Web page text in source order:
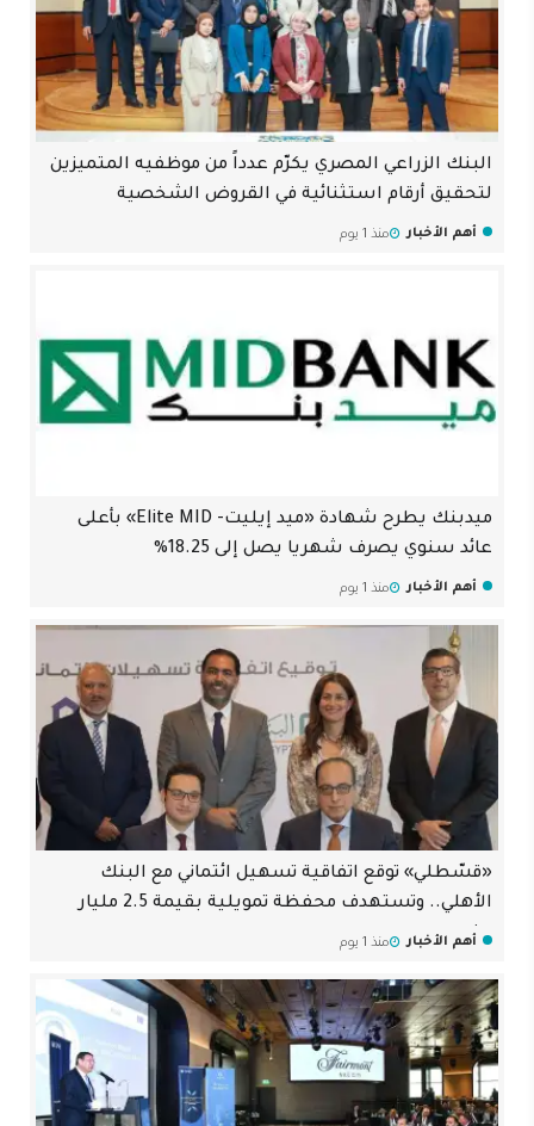
البنك الزراعي المصري يكرّم عدداً من موظفيه المتميزين
لتحقيق أرقام استثنائية في القروض الشخصية
أهم الأخبار منذ 1 يوم
ميدبنك يطرح شهادة «ميد إيليت- Elite MID» بأعلى
عائد سنوي يصرف شهريا يصل إلى 18.25%
أهم الأخبار منذ 1 يوم
«قسّطلي» توقع اتفاقية تسهيل ائتماني مع البنك
الأهلي.. وتستهدف محفظة تمويلية بقيمة 2.5 مليار
جنيهأهم الأخبار منذ 1 يوم